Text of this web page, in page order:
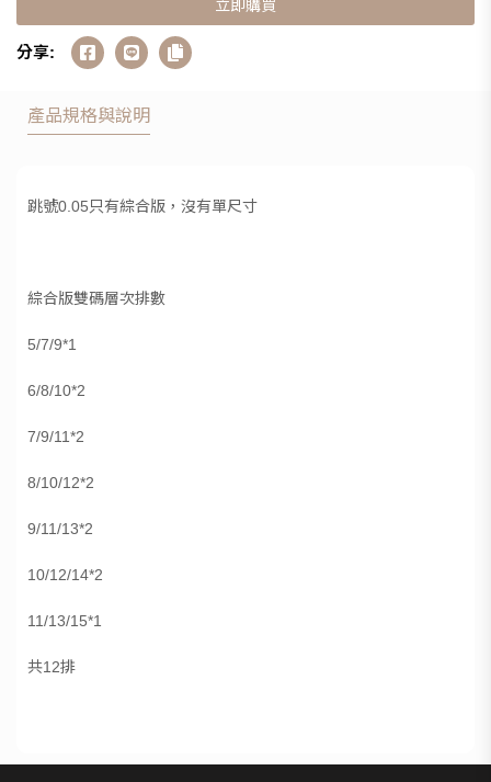
立即購買
分享:
產品規格與說明
跳號0.05只有綜合版，沒有單尺寸
綜合版雙碼層次排數
5/7/9*1
6/8/10*2
7/9/11*2
8/10/12*2
9/11/13*2
10/12/14*2
11/13/15*1
共12排